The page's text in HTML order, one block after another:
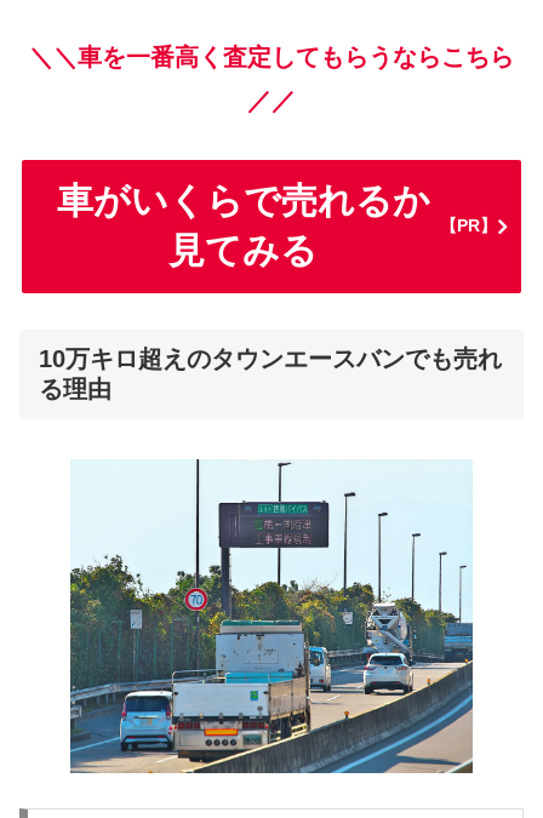
＼＼車を一番高く査定してもらうならこちら
／／
車がいくらで売れるか
見てみる
【PR】
10万キロ超えのタウンエースバンでも売れ
る理由